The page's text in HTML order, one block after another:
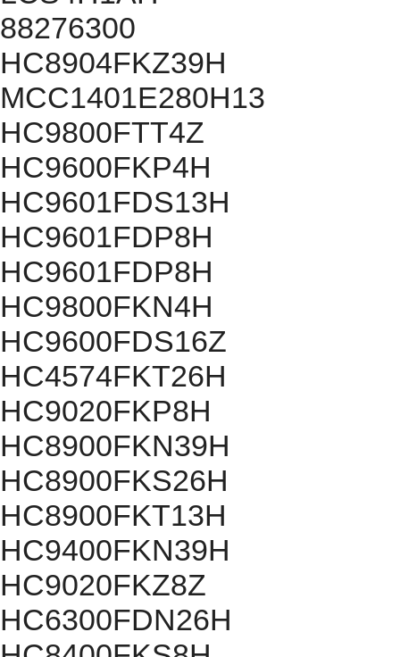
88276300
HC8904FKZ39H
MCC1401E280H13
HC9800FTT4Z
HC9600FKP4H
HC9601FDS13H
HC9601FDP8H
HC9601FDP8H
HC9800FKN4H
HC9600FDS16Z
HC4574FKT26H
HC9020FKP8H
HC8900FKN39H
HC8900FKS26H
HC8900FKT13H
HC9400FKN39H
HC9020FKZ8Z
HC6300FDN26H